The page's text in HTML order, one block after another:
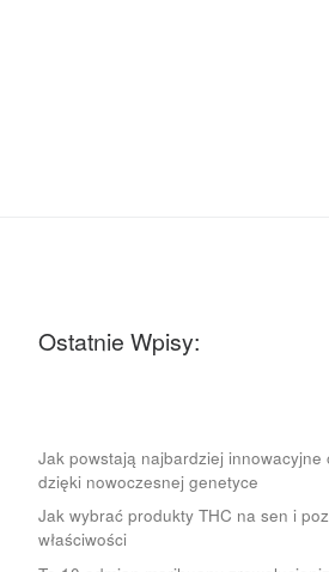
Ostatnie Wpisy:
Jak powstają najbardziej innowacyjne
dzięki nowoczesnej genetyce
Jak wybrać produkty THC na sen i
właściwości